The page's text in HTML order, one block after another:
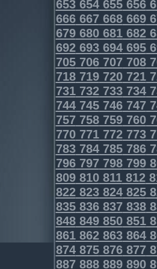
653654655656
666667668669
679680681682
692693694695
705706707708
718719720721
731732733734
744745746747
757758759760
770771772773
783784785786
796797798799
809810811812
822823824825
835836837838
848849850851
861862863864
874875876877
887888889890